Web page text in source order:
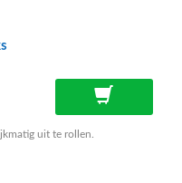
uit te rollen.